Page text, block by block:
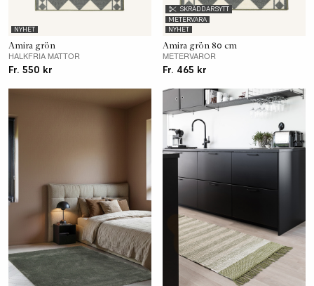
NYHET
Amira grön
HALKFRIA MATTOR
Fr. 550 kr
SKRÄDDARSYTT
METERVARA
NYHET
Amira grön 80 cm
METERVAROR
Fr. 465 kr